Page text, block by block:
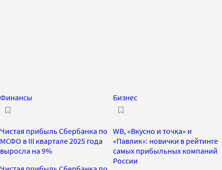
Финансы
Чистая прибыль Сбербанка по
МСФО в III квартале 2025 года
выросла на 9%
Бизнес
WB, «Вкусно и точка» и
«Павлик»: новички в рейтинге
самых прибыльных компаний
России